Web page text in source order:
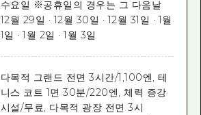
수요일 ※공휴일의 경우는 그 다음날
12월 29일 · 12월 30일 · 12월 31일 · 1월
1일 · 1월 2일 · 1월 3일
다목적 그랜드 전면 3시간/1,100엔, 테
니스 코트 1면 30분/220엔, 체력 증강
시설/무료, 다목적 광장 전면 3시